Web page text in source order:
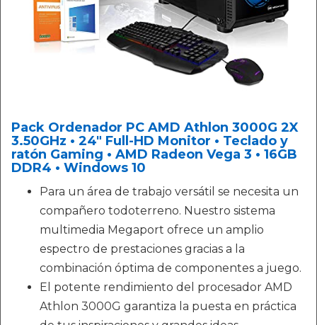
Pack Ordenador PC AMD Athlon 3000G 2X
3.50GHz • 24" Full-HD Monitor • Teclado y
ratón Gaming • AMD Radeon Vega 3 • 16GB
DDR4 • Windows 10
Para un área de trabajo versátil se necesita un
compañero todoterreno. Nuestro sistema
multimedia Megaport ofrece un amplio
espectro de prestaciones gracias a la
combinación óptima de componentes a juego.
El potente rendimiento del procesador AMD
Athlon 3000G garantiza la puesta en práctica